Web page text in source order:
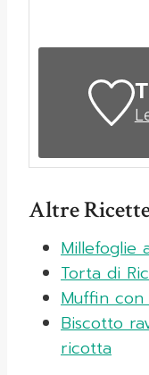
Altre
Millefoglie
Torta di
Muffin con
Biscotto
ricotta